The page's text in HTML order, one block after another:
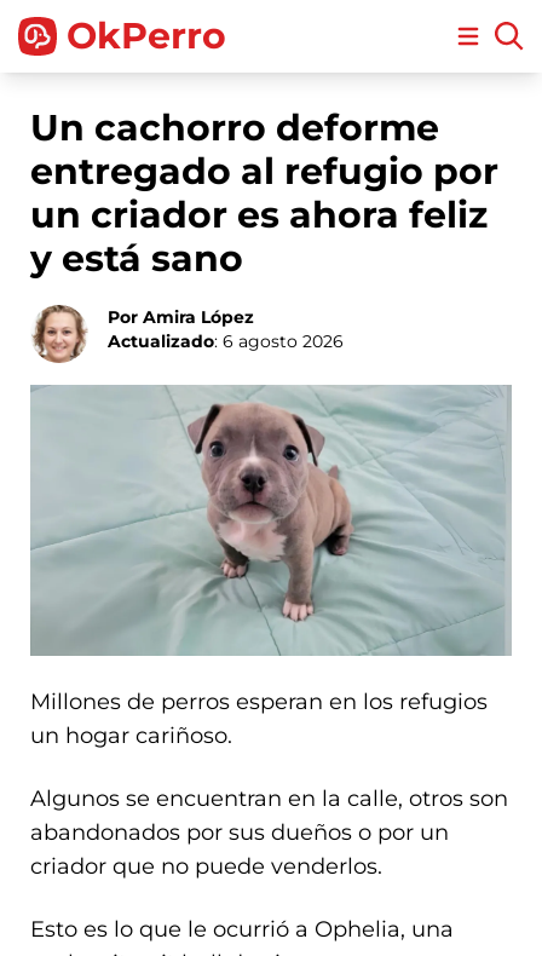
OkPerro Open
Un cachorro deforme
entregado al refugio por
un criador es ahora feliz
y está sano
Por Amira López
Actualizado: 6 agosto 2026
Millones de perros esperan en los refugios
un hogar cariñoso.
Algunos se encuentran en la calle, otros son
abandonados por sus dueños o por un
criador que no puede venderlos.
Esto es lo que le ocurrió a Ophelia, una